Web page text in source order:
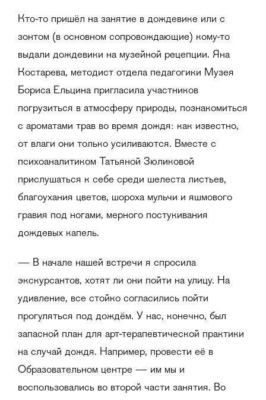
Кто-то пришёл на занятие в дождевике или с
зонтом (в основном сопровождающие) кому-то
выдали дождевики на музейной рецепции. Яна
Костарева, методист отдела педагогики Музея
Бориса Ельцина пригласила участников
погрузиться в атмосферу природы, познакомиться
с ароматами трав во время дождя: как известно,
от влаги они только усиливаются. Вместе с
психоаналитиком Татьяной Зюликовой
прислушаться к себе среди шелеста листьев,
благоухания цветов, шороха мульчи и яшмового
гравия под ногами, мерного постукивания
дождевых капель.
— В начале нашей встречи я спросила
экскурсантов, хотят ли они пойти на улицу. На
удивление, все стойко согласились пойти
прогуляться под дождём. У нас, конечно, был
запасной план для арт-терапевтической практики
на случай дождя. Например, провести её в
Образовательном центре — им мы и
воспользовались во второй части занятия. Во